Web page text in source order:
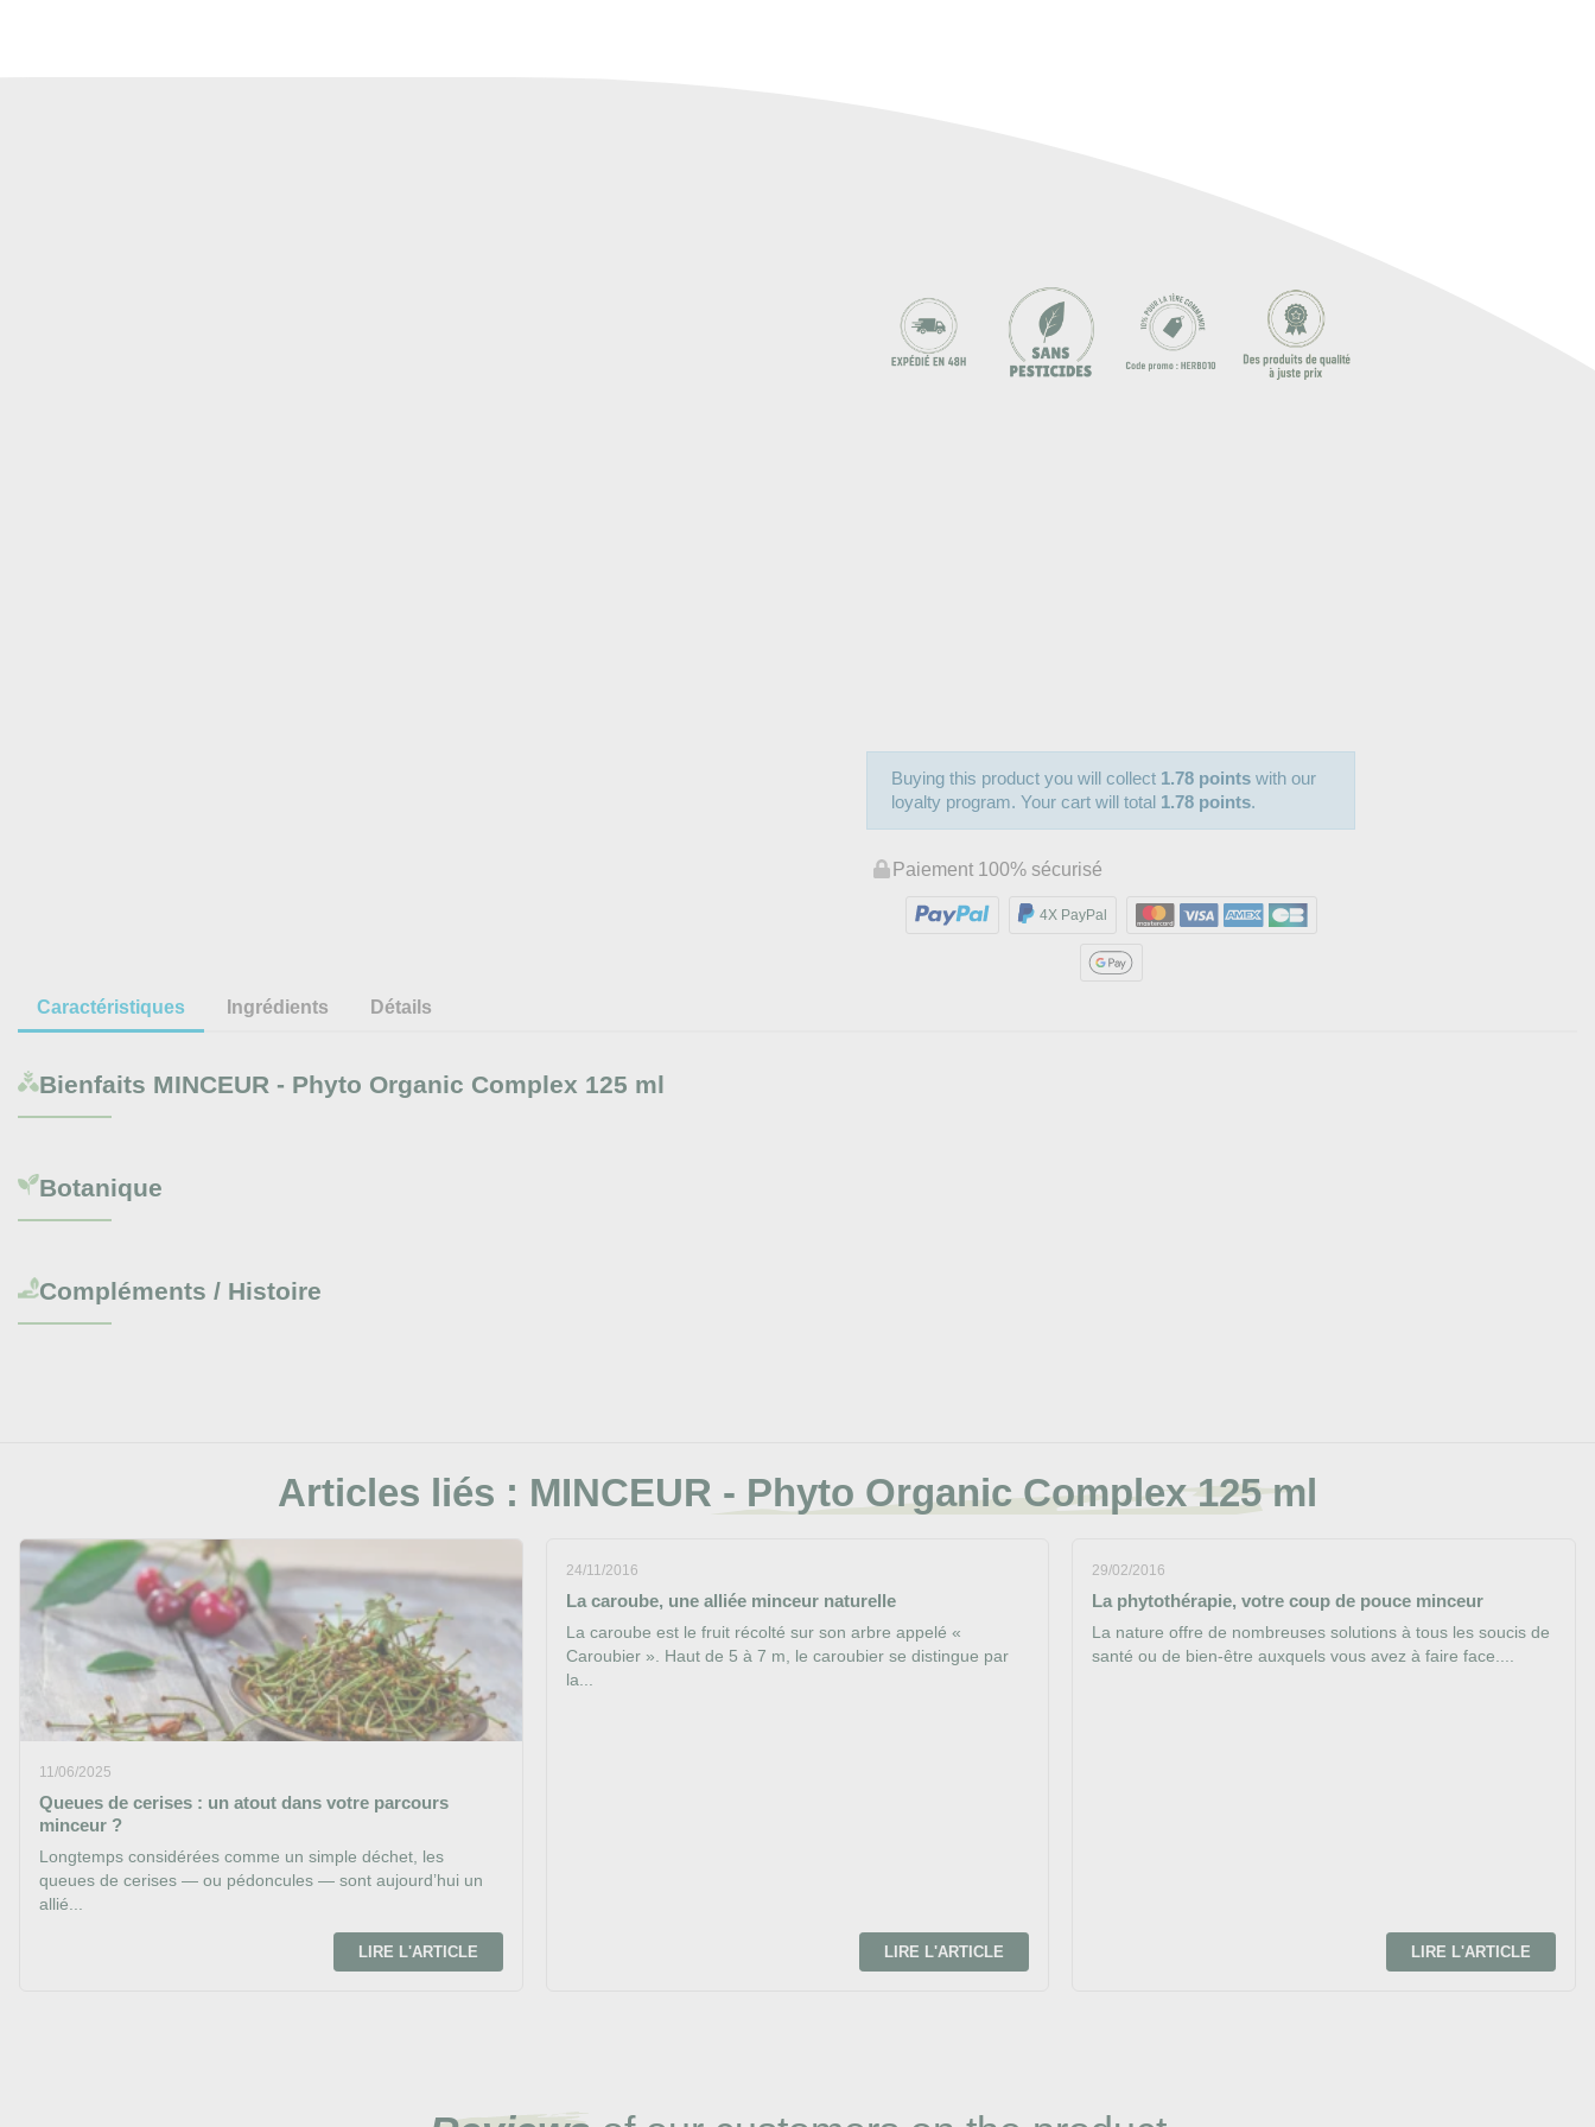
Buying this product you will collect 1.78 points with our
loyalty program. Your cart will total 1.78 points.
Paiement 100% sécurisé
4X PayPal
Caractéristiques Ingrédients Détails
Bienfaits MINCEUR - Phyto Organic Complex 125 ml
Botanique
Compléments / Histoire
Articles liés : MINCEUR - Phyto Organic Complex 125 ml
11/06/2025
Queues de cerises : un atout dans votre parcours
minceur ?
Longtemps considérées comme un simple déchet, les
queues de cerises — ou pédoncules — sont aujourd’hui un
allié...
LIRE L'ARTICLE
24/11/2016
La caroube, une alliée minceur naturelle
La caroube est le fruit récolté sur son arbre appelé «
Caroubier ». Haut de 5 à 7 m, le caroubier se distingue par
la...
LIRE L'ARTICLE
29/02/2016
La phytothérapie, votre coup de pouce minceur
La nature offre de nombreuses solutions à tous les soucis de
santé ou de bien-être auxquels vous avez à faire face....
LIRE L'ARTICLE